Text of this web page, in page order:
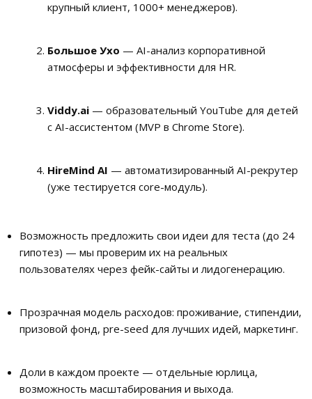
крупный клиент, 1000+ менеджеров).
Большое Ухо — AI-анализ корпоративной
атмосферы и эффективности для HR.
Viddy.ai — образовательный YouTube для детей
с AI-ассистентом (MVP в Chrome Store).
HireMind AI — автоматизированный AI-рекрутер
(уже тестируется core-модуль).
Возможность предложить свои идеи для теста (до 24
гипотез) — мы проверим их на реальных
пользователях через фейк-сайты и лидогенерацию.
Прозрачная модель расходов: проживание, стипендии,
призовой фонд, pre-seed для лучших идей, маркетинг.
Доли в каждом проекте — отдельные юрлица,
возможность масштабирования и выхода.